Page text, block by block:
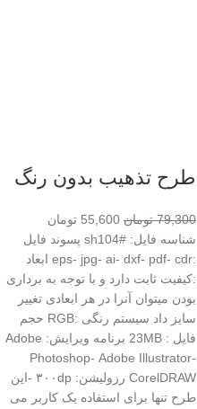
طرح تذهیب بدون رنگ
79,300 تومان 55,600 تومان
شناسه فایل: #sh104 پسوند فایل
:eps- jpg- ai- dxf- pdf- cdr ابعاد
:کیفیت ثابت دارد و با توجه به برداری
بودن میتوان آنرا در هر ابعادی تغییر
سایز داد سیستم رنگی :RGB حجم
فایل : 23MB برنامه ویرایش: Adobe
Photoshop- Adobe Illustrator-
CorelDRAW رزولیشن: ۳۰۰dp -این
طرح تنها برای استفاده یک کاربر می